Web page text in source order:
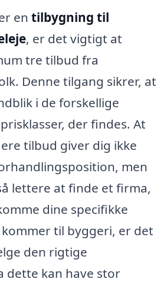
en tilbygning til
, er det vigtigt at
tre tilbud fra
Denne tilgang sikrer, at
i de forskellige
der findes. At
tilbud giver dig ikke
men
lettere at finde et firma,
dine specifikke
til byggeri, er det
den rigtige
dette kan have stor